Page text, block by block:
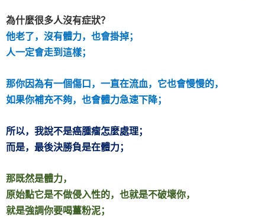
為什麼很多人沒有症狀？
他老了，沒有體力，也會掛掉；
人一定會走到這樣；
那你因為有一個傷口，一直在流血，它也會慢慢的，
如果你補充不夠，也會體力急速下降；
所以，我說不是癌腫瘤怎麼處理；
而是，最後決勝負是在體力；
那既然是體力，
原始點它是不做侵入性的，也就是不破壞你，
就是強調你要喝薑粉泥；